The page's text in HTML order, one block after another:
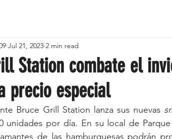
Station combate el
precio especial
Jul 21, 2023 2 min read
Bruce Grill Station lanza sus nuevas
unidades por día. En su local de
de las hamburguesas podrán